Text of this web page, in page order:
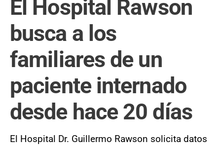
El Hospital Rawson
busca a los
familiares de un
paciente internado
desde hace 20 días
El Hospital Dr. Guillermo Rawson solicita datos